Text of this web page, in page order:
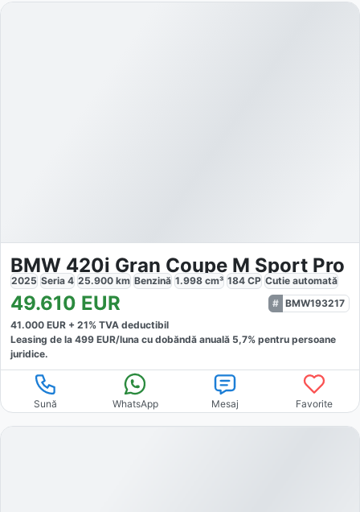
BMW 420i Gran Coupe M Sport Pro
2025 Seria 4 25.900 km Benzină 1.998 cm³ 184 CP Cutie automată
49.610 EUR
BMW193217
41.000 EUR + 21% TVA deductibil
Leasing de la 499 EUR/luna cu dobăndă anuală 5,7% pentru persoane
juridice.
Sună WhatsApp Mesaj Favorite